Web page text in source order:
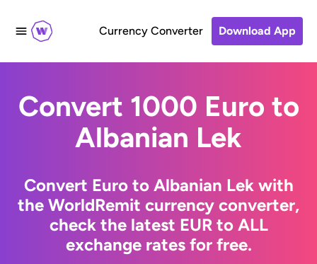
Currency Converter Download App
Convert 1000 Euro to
Albanian Lek
Convert Euro to Albanian Lek with
the WorldRemit currency converter,
check the latest EUR to ALL
exchange rates for free.